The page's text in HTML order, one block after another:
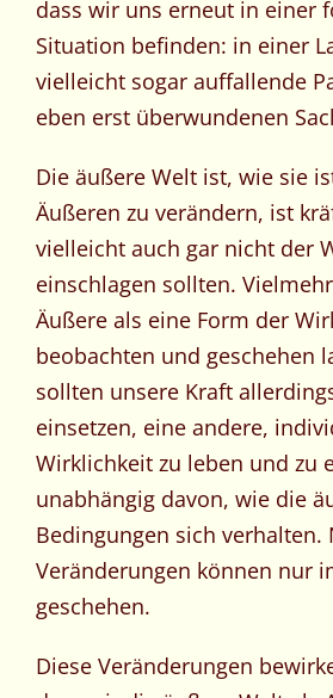
dass wir uns erneut in einer
Situation befinden: in einer
vielleicht sogar auffallende
eben erst überwundenen
Die äußere Welt ist, wie sie
Äußeren zu verändern, ist
vielleicht auch gar nicht der
einschlagen sollten.
Äußere als eine Form der
beobachten und geschehen
sollten unsere Kraft
einsetzen, eine andere,
Wirklichkeit zu leben und zu
unabhängig davon, wie die
Bedingungen sich verhalten.
Veränderungen können nur
geschehen.
Diese Veränderungen